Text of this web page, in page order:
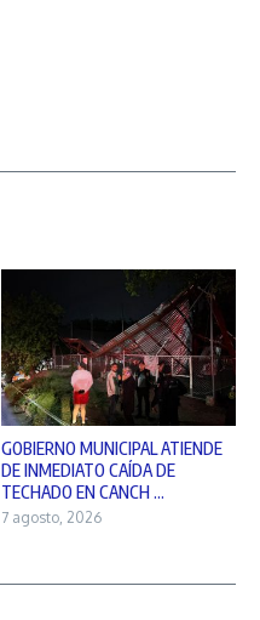
GOBIERNO MUNICIPAL ATIENDE
DE INMEDIATO CAÍDA DE
TECHADO EN CANCH ...
7 agosto, 2026